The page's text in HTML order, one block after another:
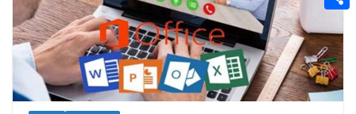
n
e
r
r
e
r
e
s
a
i
l
d
d
i
o
m
p